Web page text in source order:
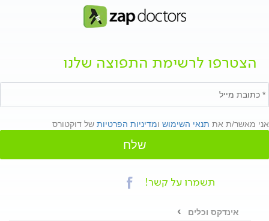
הצטרפו לרשימת התפוצה שלנו
אני מאשר/ת את תנאי השימוש ומדיניות הפרטיות של דוקטורס
שלח
תשמרו על קשר!
אינדקס וכלים